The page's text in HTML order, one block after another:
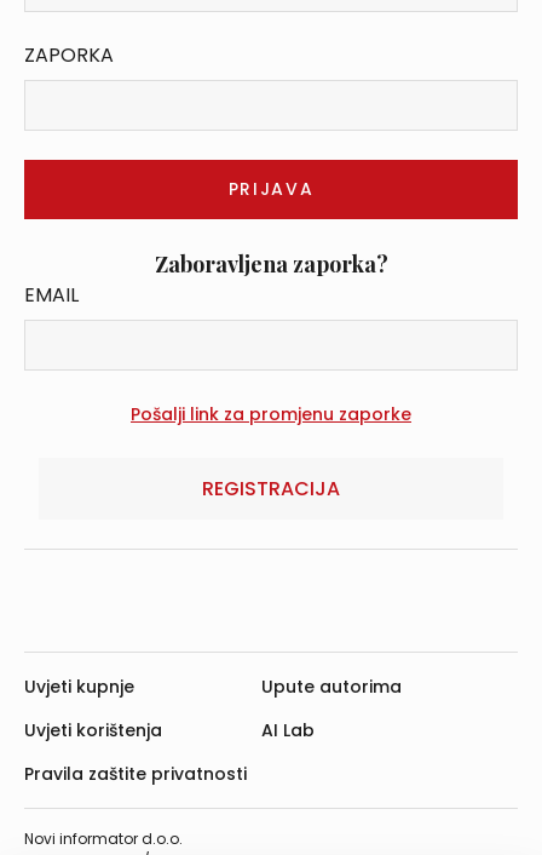
ZAPORKA
Zaboravljena zaporka?
EMAIL
REGISTRACIJA
Novi informator d.o.o.
Uvjeti kupnje
Uvjeti korištenja
Pravila zaštite privatnosti
Upute autorima
AI Lab